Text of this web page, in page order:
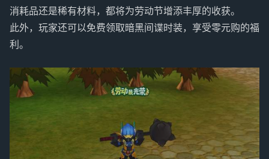
消耗品还是稀有材料，都将为劳动节增添丰厚的收获。
此外，玩家还可以免费领取暗黑间谍时装，享受零元购的福
利。